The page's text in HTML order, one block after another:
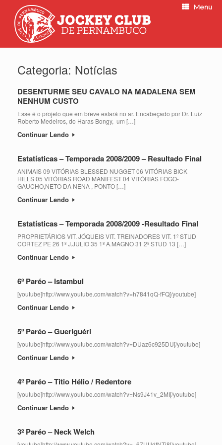
Menu
Categoria: Notícias
DESENTURME SEU CAVALO NA MADALENA SEM
NENHUM CUSTO
Esse é o projeto que em breve estará no ar. Encabeçado por Dr. Luiz
Roberto Medeiros, do Haras Bongy, um […]
Continuar Lendo
Estatísticas – Temporada 2008/2009 – Resultado Final
ANIMAIS 09 VITÓRIAS BLESSED NUGGET 06 VITÓRIAS BICK
HILLS 05 VITÓRIAS ROAD MANIFEST 04 VITÓRIAS FOGO-
GAUCHO,NETO DA NENA , PONTO […]
Continuar Lendo
Estatísticas – Temporada 2008/2009 -Resultado Final
PROPRIETÁRIOS VIT. JÓQUEIS VIT. TREINADORES VIT. 1º STUD
CORTEZ PE 26 1º J.JULIO 35 1º A.MAGNO 31 2º STUD 13 […]
Continuar Lendo
6º Paréo – Istambul
[youtube]http://www.youtube.com/watch?v=h7841qQ-fFQ[/youtube]
Continuar Lendo
5º Paréo – Gueriguéri
[youtube]http://www.youtube.com/watch?v=DUaz6c925DU[/youtube]
Continuar Lendo
4º Paréo – Titio Hélio / Redentore
[youtube]http://www.youtube.com/watch?v=Ns9J41v_2MI[/youtube]
Continuar Lendo
3º Paréo – Neck Welch